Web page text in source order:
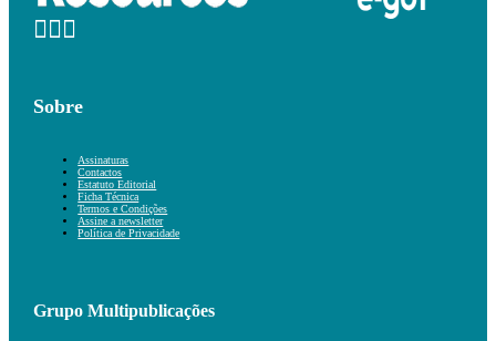
Sobre
Assinaturas
Contactos
Estatuto Editorial
Ficha Técnica
Termos e Condições
Assine a newsletter
Política de Privacidade
Grupo Multipublicações